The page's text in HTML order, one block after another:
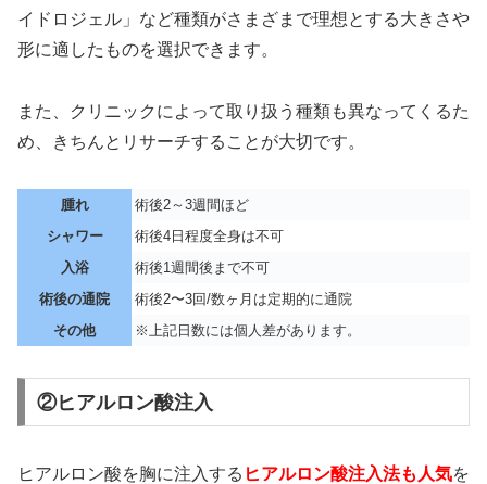
イドロジェル」など種類がさまざまで理想とする大きさや
形に適したものを選択できます。
また、クリニックによって取り扱う種類も異なってくるた
め、きちんとリサーチすることが大切です。
腫れ
術後2～3週間ほど
シャワー
術後4日程度全身は不可
入浴
術後1週間後まで不可
術後の通院
術後2〜3回/数ヶ月は定期的に通院
その他
※上記日数には個人差があります。
②ヒアルロン酸注入
ヒアルロン酸を胸に注入する ヒアルロン酸注入法も人気を